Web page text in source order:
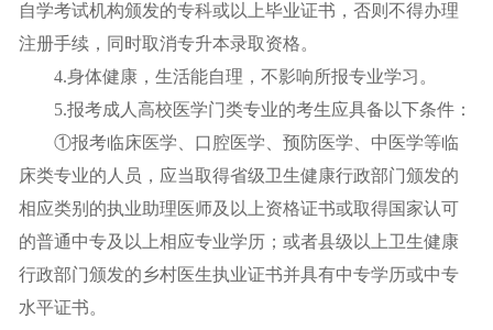
自学考试机构颁发的专科或以上毕业证书，否则不得办理
注册手续，同时取消专升本录取资格。
4.身体健康，生活能自理，不影响所报专业学习。
5.报考成人高校医学门类专业的考生应具备以下条件：
①报考临床医学、口腔医学、预防医学、中医学等临
床类专业的人员，应当取得省级卫生健康行政部门颁发的
相应类别的执业助理医师及以上资格证书或取得国家认可
的普通中专及以上相应专业学历；或者县级以上卫生健康
行政部门颁发的乡村医生执业证书并具有中专学历或中专
水平证书。